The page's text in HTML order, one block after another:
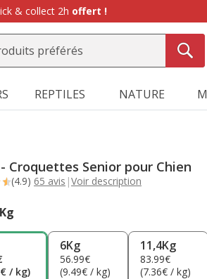
& collect 2h offert !
REPTILES NATURE
Croquettes Senior pour Chien
(4.9) 65 avis |Voir description
/ kg)
6Kg
56.99€
(9.49€ / kg)
11,4Kg
83.99€
(7.36€ / kg)